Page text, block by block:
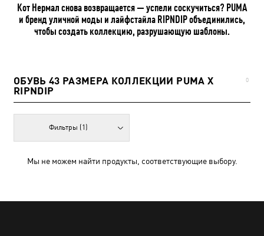
Кот Нермал снова возвращается — успели соскучиться? PUMA
и бренд уличной моды и лайфстайла RIPNDIP объединились,
чтобы создать коллекцию, разрушающую шаблоны.
ОБУВЬ 43 РАЗМЕРА КОЛЛЕКЦИИ PUMA X
RIPNDIP
0
Фильтры (1)
Мы не можем найти продукты, соответствующие выбору.